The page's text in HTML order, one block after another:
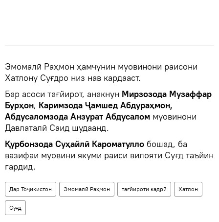
Эмомалӣ Раҳмон ҳамчунин муовинони раисони
Хатлону Суғдро низ нав кардааст.
Бар асоси тағйирот, анакнун Мирзозода Музаффар
Бурҳон, Каримзода Ҷамшед Абдураҳмон,
Абдусаломзода Анзурат Абдусалом муовинони
Давлаталӣ Саид шудаанд.
Қурбонзода Суҳайлӣ Кароматулло бошад, ба
вазифаи муовини якуми раиси вилояти Суғд таъйин
гардид.
Дар Тоҷикистон Эмомалӣ Раҳмон тағйироти кадрӣ Хатлон
Суғд